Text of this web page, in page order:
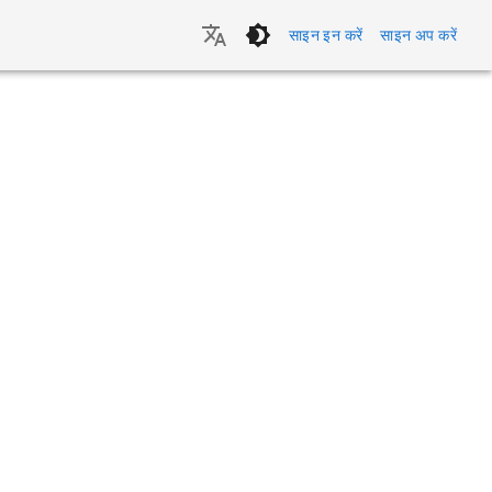
साइन इन करें साइन अप करें